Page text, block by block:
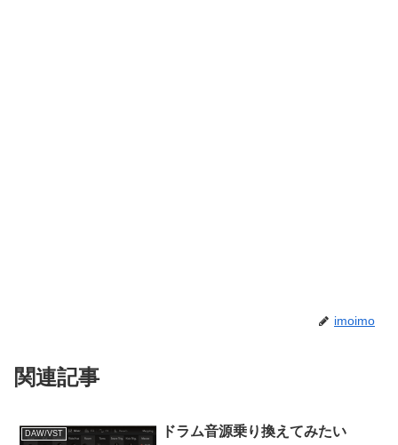
imoimo
関連記事
DAW/VST ドラム音源乗り換えてみたい